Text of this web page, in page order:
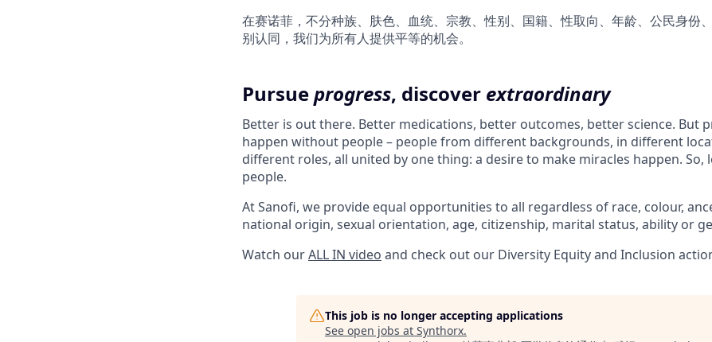
在赛诺菲，不分种族、肤色、血统、宗教、性别、国籍、性取向、年龄、公民身份
别认同，我们为所有人提供平等的机会。
Pursueprogress, discover extraordinary
Better is out there. Better medications, better outcomes, better science. But
happen without people – people from different backgrounds, in different
different roles, all united by one thing: a desire to make miracles happen. So,
people.
At Sanofi, we provide equal opportunities to all regardless of race, colour,
national origin, sexual orientation, age, citizenship, marital status, ability or
Watch ourALL IN video and check out our Diversity Equity and Inclusion
This job is no longer accepting applications
See open jobs at Synthorx.